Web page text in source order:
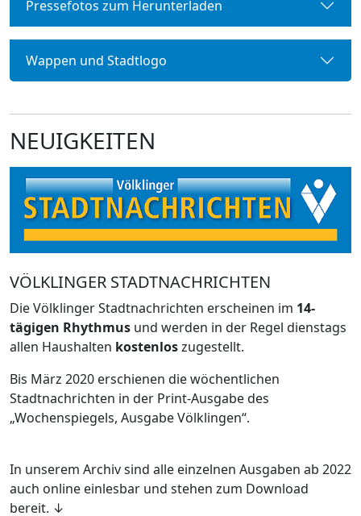
Pressefotos zum Herunterladen
Wappen und Stadtlogo
NEUIGKEITEN
VÖLKLINGER STADTNACHRICHTEN
Die Völklinger Stadtnachrichten erscheinen im 14-
tägigen Rhythmus und werden in der Regel dienstags
allen Haushalten kostenloszugestellt.
Bis März 2020 erschienen die wöchentlichen
Stadtnachrichten in der Print-Ausgabe des
„Wochenspiegels, Ausgabe Völklingen“.
In unserem Archiv sind alle einzelnen Ausgaben ab 2022
auch online einlesbar und stehen zum Download
bereit. ↓